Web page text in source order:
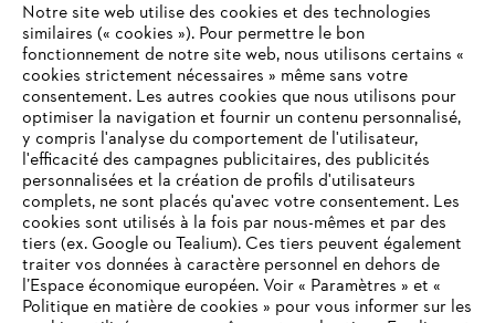
L'Entreprise
STIHL FAQ
Contact
Notre site web utilise des cookies et des technologies
similaires (« cookies »). Pour permettre le bon
fonctionnement de notre site web, nous utilisons certains «
cookies strictement nécessaires » même sans votre
consentement. Les autres cookies que nous utilisons pour
optimiser la navigation et fournir un contenu personnalisé,
y compris l'analyse du comportement de l'utilisateur,
l'efficacité des campagnes publicitaires, des publicités
personnalisées et la création de profils d'utilisateurs
complets, ne sont placés qu'avec votre consentement. Les
cookies sont utilisés à la fois par nous-mêmes et par des
tiers (ex. Google ou Tealium). Ces tiers peuvent également
traiter vos données à caractère personnel en dehors de
l’Espace économique européen. Voir « Paramètres » et «
Politique en matière de cookies » pour vous informer sur les